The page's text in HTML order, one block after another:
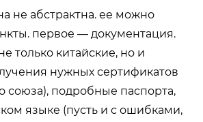
не абстрактна. ее можно
первое — документация.
только китайские, но и
нужных сертификатов
союза), подробные паспорта,
языке (пусть и с ошибками,